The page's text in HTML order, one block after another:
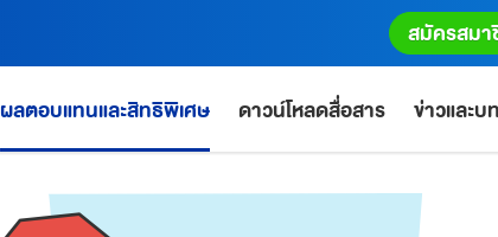
สมัครสมา
ผลตอบแทนและสิทธิพิเศษ ดาวน์โหลดสื่อสาร ข่าวและ